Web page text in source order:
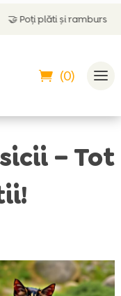
și ramburs
(0)
– Tot